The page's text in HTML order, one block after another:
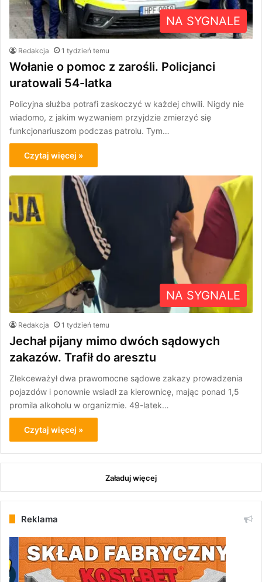
NA SYGNALE
Redakcja 1 tydzień temu
Wołanie o pomoc z zarośli. Policjanci
uratowali 54-latka
Policyjna służba potrafi zaskoczyć w każdej chwili. Nigdy nie
wiadomo, z jakim wyzwaniem przyjdzie zmierzyć się
funkcjonariuszom podczas patrolu. Tym…
Czytaj więcej »
NA SYGNALE
Redakcja 1 tydzień temu
Jechał pijany mimo dwóch sądowych
zakazów. Trafił do aresztu
Zlekceważył dwa prawomocne sądowe zakazy prowadzenia
pojazdów i ponownie wsiadł za kierownicę, mając ponad 1,5
promila alkoholu w organizmie. 49-latek…
Czytaj więcej »
Załaduj więcej
Reklama